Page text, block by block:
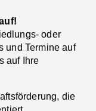
oder
und Termine auf
auf Ihre
die